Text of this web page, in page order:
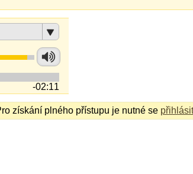
-02:11
získání plného přístupu je nutné se přihlásit